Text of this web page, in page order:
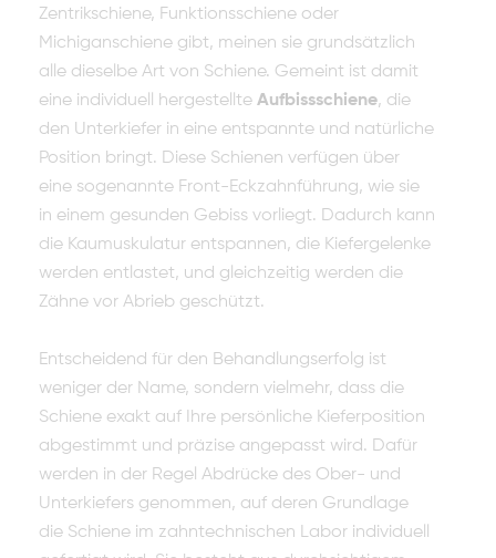
Zentrikschiene, Funktionsschiene oder
Michiganschiene gibt, meinen sie grundsätzlich
alle dieselbe Art von Schiene. Gemeint ist damit
eine individuell hergestellte Aufbissschiene, die
den Unterkiefer in eine entspannte und natürliche
Position bringt. Diese Schienen verfügen über
eine sogenannte Front-Eckzahnführung, wie sie
in einem gesunden Gebiss vorliegt. Dadurch kann
die Kaumuskulatur entspannen, die Kiefergelenke
werden entlastet, und gleichzeitig werden die
Zähne vor Abrieb geschützt.
Entscheidend für den Behandlungserfolg ist
weniger der Name, sondern vielmehr, dass die
Schiene exakt auf Ihre persönliche Kieferposition
abgestimmt und präzise angepasst wird. Dafür
werden in der Regel Abdrücke des Ober- und
Unterkiefers genommen, auf deren Grundlage
die Schiene im zahntechnischen Labor individuell